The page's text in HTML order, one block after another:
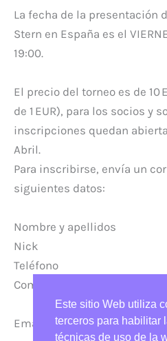
La fecha de la presentación
Stern en España es el
19:00.
El precio del torneo es de 10
de 1 EUR), para los socios y
inscripciones quedan
Abril.
Para inscribirse, envía un
siguientes datos:
Nombre y apellidos
Nick
Teléfono
Comunidad autónoma
Email: torneig@arcade.cat
Este sitio Web utiliza
terceros para habilitar
técnicas de uso de la